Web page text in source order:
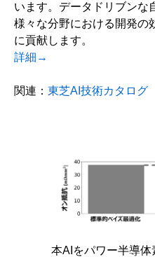
います。データドリブンな
様々な分野における開発の
に貢献します。
詳細→
関連： 東芝AI技術カタログ
本AIをパワー半導体